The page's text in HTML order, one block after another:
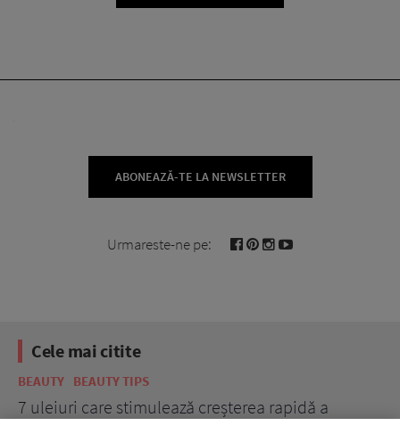
ABONEAZĂ-TE LA NEWSLETTER
Urmareste-ne pe:
Cele mai citite
BEAUTY BEAUTY TIPS
7 uleiuri care stimulează creșterea rapidă a